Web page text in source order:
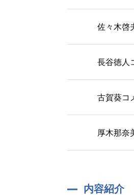
佐々木啓
長谷徳人
古賀葵コ
厚木那奈
内容紹介